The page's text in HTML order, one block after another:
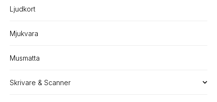
Ljudkort
Mjukvara
Musmatta
Skrivare & Scanner